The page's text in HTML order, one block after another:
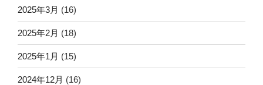
2025年3月 (16)
2025年2月 (18)
2025年1月 (15)
2024年12月 (16)